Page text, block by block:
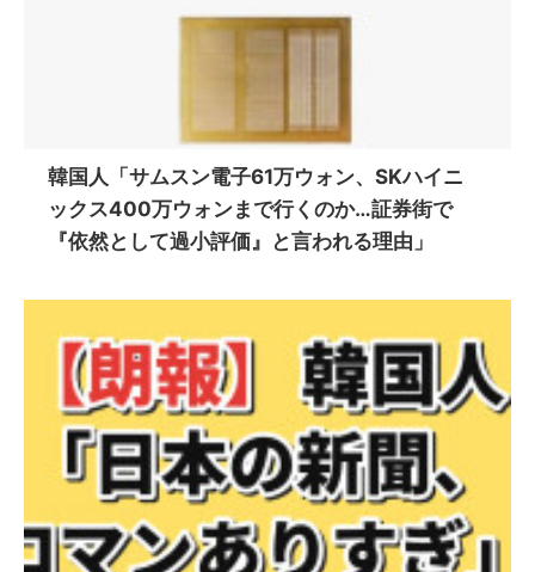
韓国人「サムスン電子61万ウォン、SKハイニ
ックス400万ウォンまで行くのか…証券街で
『依然として過小評価』と言われる理由」